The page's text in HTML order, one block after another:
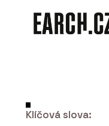
Klíčová slova: